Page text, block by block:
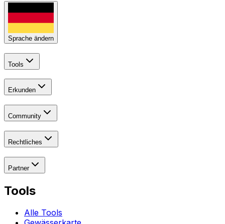
Sprache ändern
Tools
Erkunden
Community
Rechtliches
Partner
Tools
Alle Tools